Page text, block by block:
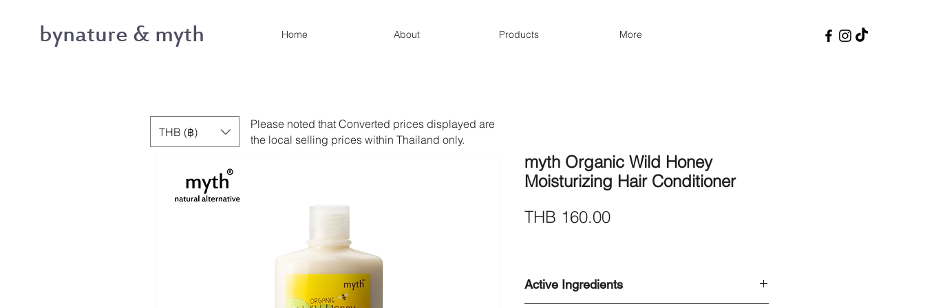
bynature & myth Home About Products More
myth Organic Wild Honey
Moisturizing Hair Conditioner
THB 160.00Price
Active Ingredients
THB (฿)
Please noted that Converted prices displayed are
the local selling prices within Thailand only.